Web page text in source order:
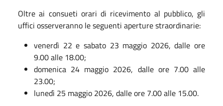
Oltre ai consueti orari di ricevimento al pubblico, gli
uffici osserveranno le seguenti aperture straordinarie:
venerdì 22 e sabato 23 maggio 2026, dalle ore
9.00 alle 18.00;
domenica 24 maggio 2026, dalle ore 7.00 alle
23.00;
lunedì 25 maggio 2026, dalle ore 7.00 alle 15.00.